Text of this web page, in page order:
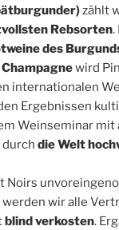
zählt
Rebsorten.
des
Champagnewird
internationalen
Ergebnissen
Weinseminar mit
die Welt
Noirs
wir alle
blind verkosten.